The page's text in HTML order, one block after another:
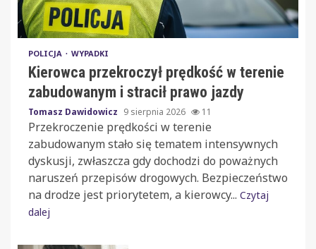
POLICJA WYPADKI
Kierowca przekroczył prędkość w terenie
zabudowanym i stracił prawo jazdy
Tomasz Dawidowicz 9 sierpnia 2026 11
Przekroczenie prędkości w terenie
zabudowanym stało się tematem intensywnych
dyskusji, zwłaszcza gdy dochodzi do poważnych
naruszeń przepisów drogowych. Bezpieczeństwo
na drodze jest priorytetem, a kierowcy... Czytaj
dalej